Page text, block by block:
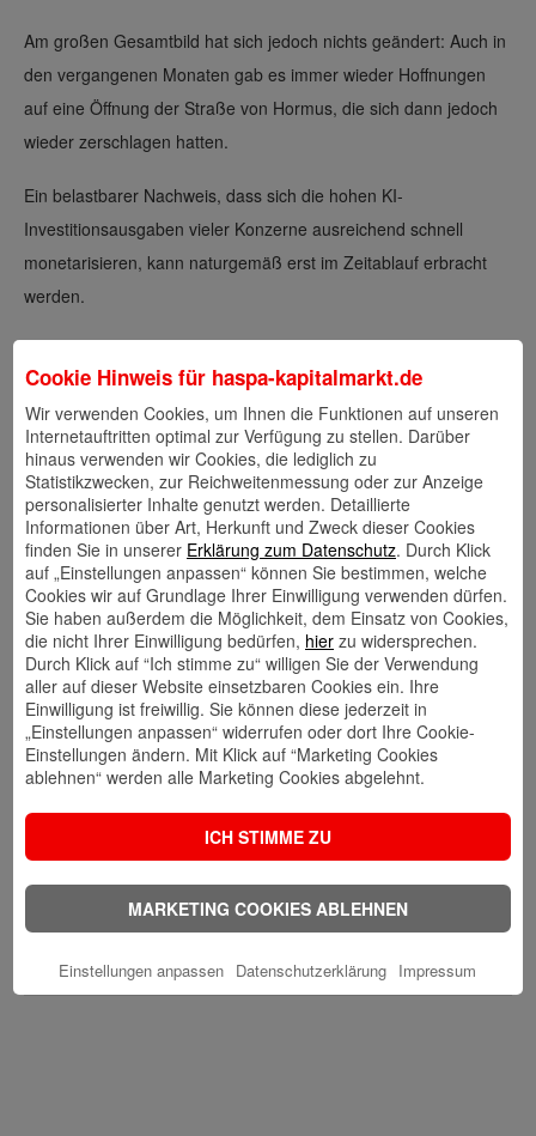
Am großen Gesamtbild hat sich jedoch nichts geändert: Auch in
den vergangenen Monaten gab es immer wieder Hoffnungen
auf eine Öffnung der Straße von Hormus, die sich dann jedoch
wieder zerschlagen hatten.
Ein belastbarer Nachweis, dass sich die hohen KI-
Investitionsausgaben vieler Konzerne ausreichend schnell
monetarisieren, kann naturgemäß erst im Zeitablauf erbracht
werden.
Unternehmensberichtssaison, insbesondere in Europa, dass
das es auch „Aufwärtsrisiken“ gibt. Derzeit notieren sowohl die
Aktienmärkte als auch die Anleihemärkte in der Nähe der von
uns imHalbjahresausblickfür das Jahresende 2026
prognostizierten Zielwerte. Wir empfehlen daher weiterhin eine
ausgeglichene Aufstellung: Nach den starken Bewegungen des
ersten Halbjahres sollten Anleger überprüfen, ob ihre
Aufstellung noch der zu Jahresbeginn gewünschten
Zusammensetzung entspricht. Dabei könnten sich im
Aktienbereich vernachlässigte, aber zyklisch wenig anfällige
Themen wie z.B. Medizintechnik oder Verteidigung als attraktiv
erweisen.
ZinsForumhinweisen.
6. August 2026 0 comments
Cookie Hinweis für haspa-kapitalmarkt.de
Wir verwenden Cookies, um Ihnen die Funktionen auf unseren
Internetauftritten optimal zur Verfügung zu stellen. Darüber
hinaus verwenden wir Cookies, die lediglich zu
Statistikzwecken, zur Reichweitenmessung oder zur Anzeige
personalisierter Inhalte genutzt werden. Detaillierte
Informationen über Art, Herkunft und Zweck dieser Cookies
finden Sie in unserer Erklärung zum Datenschutz. Durch Klick
auf „Einstellungen anpassen“ können Sie bestimmen, welche
Cookies wir auf Grundlage Ihrer Einwilligung verwenden dürfen.
Sie haben außerdem die Möglichkeit, dem Einsatz von Cookies,
die nicht Ihrer Einwilligung bedürfen, hier zu widersprechen.
Durch Klick auf “Ich stimme zu“ willigen Sie der Verwendung
aller auf dieser Website einsetzbaren Cookies ein. Ihre
Einwilligung ist freiwillig. Sie können diese jederzeit in
„Einstellungen anpassen“ widerrufen oder dort Ihre Cookie-
Einstellungen ändern. Mit Klick auf “Marketing Cookies
ablehnen“ werden alle Marketing Cookies abgelehnt.
ICH STIMME ZU
MARKETING COOKIES ABLEHNEN
Einstellungen anpassen Datenschutzerklärung Impressum